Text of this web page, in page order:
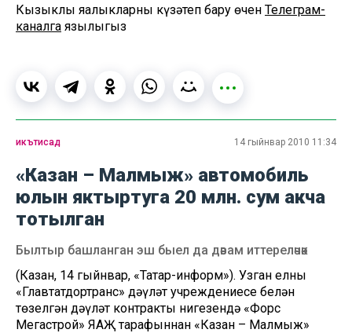
Кызыклы яңалыкларны күзәтеп бару өчен Телеграм-
каналга язылыгыз
икътисад 14 гыйнвар 2010 11:34
«Казан – Малмыж» автомобиль
юлын яктыртуга 20 млн. сум акча
тотылган
Былтыр башланган эш быел да дәвам иттереләчәк
(Казан, 14 гыйнвар, «Татар-информ»). Узган елны
«Главтатдортранс» дәүләт учреждениесе белән
төзелгән дәүләт контракты нигезендә «Форс
Мегастрой» ЯАҖ тарафыннан «Казан – Малмыж»